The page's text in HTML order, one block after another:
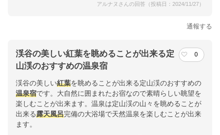
アルナヌさんの回答（投稿日：2024/11/27）
通報する
渓谷の美しい紅葉を眺めることが出来る定
山渓のおすすめの温泉宿
0
渓谷の美しい紅葉を眺めることが出来る定山渓のおすすめの
温泉宿です。大自然に囲まれたお宿なので素晴らしい眺望を
楽しむことが出来ます。温泉は定山渓の山々を眺めることが
出来る露天風呂完備の大浴場で天然温泉を楽しむことが出来
ます。